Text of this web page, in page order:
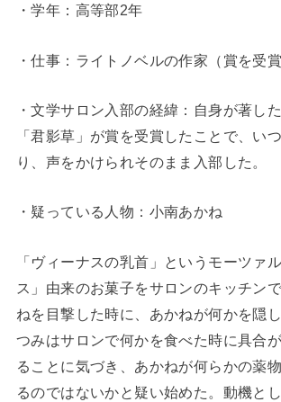
・学年：高等部2年
・仕事：ライトノベルの作家（賞を受
・文学サロン入部の経緯：自身が著し
「君影草」が賞を受賞したことで、い
り、声をかけられそのまま入部した。
・疑っている人物：小南あかね
「ヴィーナスの乳首」というモーツァ
ス」由来のお菓子をサロンのキッチン
ねを目撃した時に、あかねが何かを隠
つみはサロンで何かを食べた時に具合
ることに気づき、あかねが何らかの薬
るのではないかと疑い始めた。動機と